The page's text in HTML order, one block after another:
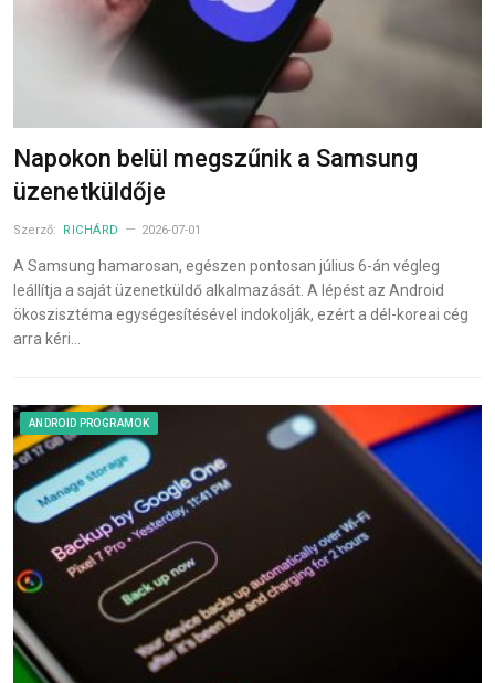
Napokon belül megszűnik a Samsung
üzenetküldője
Szerző: RICHÁRD 2026-07-01
A Samsung hamarosan, egészen pontosan július 6-án végleg
leállítja a saját üzenetküldő alkalmazását. A lépést az Android
ökoszisztéma egységesítésével indokolják, ezért a dél-koreai cég
arra kéri…
ANDROID PROGRAMOK